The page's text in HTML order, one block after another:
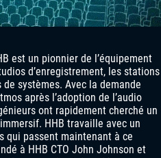
est un pionnier de l’équipement
d’enregistrement, les stations
systèmes. Avec la demande
après l’adoption de l’audio
ont rapidement cherché un
HHB travaille avec un
qui passent maintenant à ce
à HHB CTO John Johnson et